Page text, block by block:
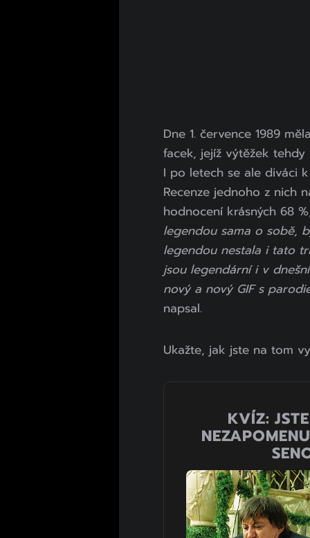
Dne 1. července 1989
facek, jejíž výtěžek
I po letech se ale diváci
Recenze jednoho z nich
hodnocení krásných 68
legendou sama o sobě,
legendou nestala i tato
jsou legendární i v
nový a nový GIF s
napsal.
Ukažte, jak jste na tom
KVÍZ: